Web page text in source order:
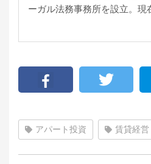
ーガル法務事務所を設立。現
アパート投資 賃貸経営